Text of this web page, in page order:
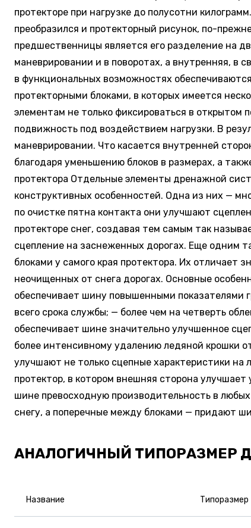
протекторе при нагрузке до полусотни
преобразился и протекторный рисунок, по-
предшественницы является его разделение на
маневрировании и в поворотах, а внутренняя, в
в функциональных возможностях
протекторными блоками, в которых имеется
элементам не только фиксироваться в открытом
подвижность под воздействием нагрузки. В
маневрировании. Что касается внутренней
благодаря уменьшению блоков в размерах, а
протектора Отдельные элементы дренажной
конструктивных особенностей. Одна из них —
по очистке пятна контакта они улучшают
протекторе снег, создавая тем самым так
сцепление на заснеженных дорогах. Еще одним
блоками у самого края протектора. Их отличает
неочищенных от снега дорогах. Основные
обеспечивает шину повышенными показателями
всего срока службы; — более чем на четверть
обеспечивает шине значительно улучшенное
более интенсивному удалению ледяной крошки
улучшают не только сцепные характеристики на
протектор, в котором внешняя сторона
шине превосходную производительность в
снегу, а поперечные между блоками — придают
АНАЛОГИЧНЫЙ ТИПОРАЗМЕР
Название Типоразмер